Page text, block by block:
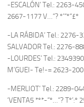
-ESCALÓN’ Tel.: 2263-
2667-1177 V…“? º’“º“£º
-LA RÁBIDA’ Tel.: 2276-
SALVADOR Tel.: 2276-
-LOURDES’ Tel.:
M’GUEI- Te!-= 2623-
-MERLIOT’ Tel.: 2289-
‘VENTA5 *º*-“º…“? Tº’:º